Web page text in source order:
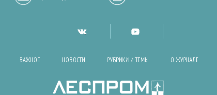
ВАЖНОЕ НОВОСТИ РУБРИКИ И ТЕМЫ О ЖУРНАЛЕ